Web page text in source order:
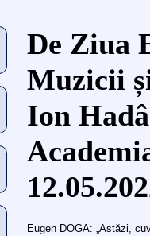
Eşti aici
De Ziua
Muzicii
Ion
Eugen DOGA: „Astăzi,